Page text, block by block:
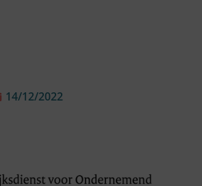
14/12/2022